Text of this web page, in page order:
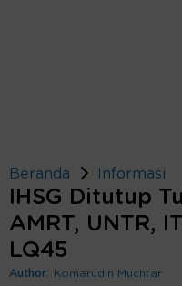
Beranda Informasi
IHSG Ditutup
AMRT, UNTR,
LQ45
Author: Komarudin Muchtar